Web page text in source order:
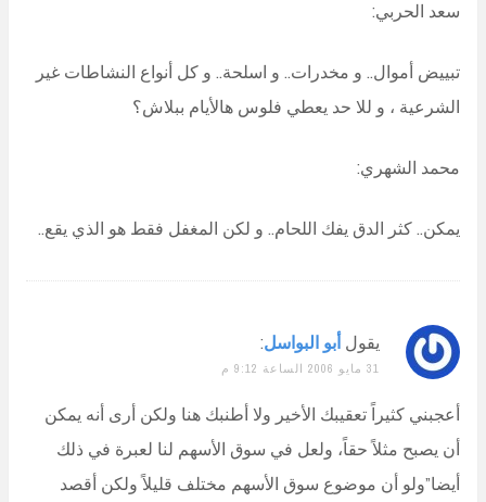
سعد الحربي:
تبييض أموال.. و مخدرات.. و اسلحة.. و كل أنواع النشاطات غير
الشرعية ، و للا حد يعطي فلوس هالأيام ببلاش؟
محمد الشهري:
يمكن.. كثر الدق يفك اللحام.. و لكن المغفل فقط هو الذي يقع..
يقول أبو البواسل:
31 مايو 2006 الساعة 9:12 م
أعجبني كثيراً تعقيبك الأخير ولا أطنبك هنا ولكن أرى أنه يمكن
أن يصبح مثلاً حقاً، ولعل في سوق الأسهم لنا لعبرة في ذلك
أيضا”ولو أن موضوع سوق الأسهم مختلف قليلاً ولكن أقصد